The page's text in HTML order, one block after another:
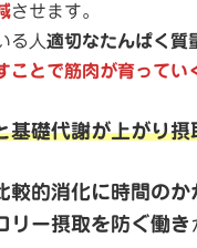
させます。
る人 適切なたんぱく質
ことで筋肉が育ってい
基礎代謝が上がり
較的消化に時間の
リー摂取を防ぐ働き